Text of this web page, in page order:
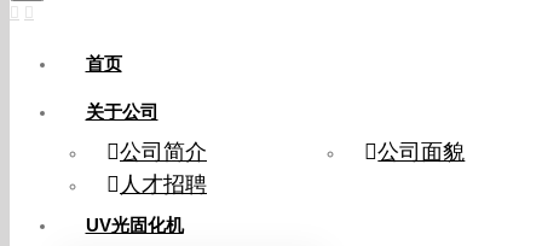
首页
关于公司
公司简介
公司面貌
人才招聘
UV光固化机